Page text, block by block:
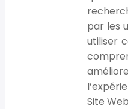
par les
utiliser
Site